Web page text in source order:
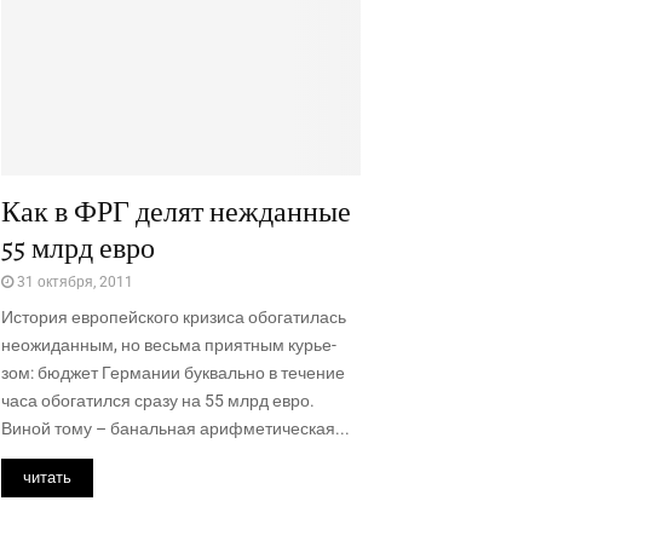
Как в ФРГ делят нежданные
55 млрд евро
31 октября, 2011
Исто­рия евро­пей­ско­го кри­зи­са обо­га­ти­лась
неожи­дан­ным, но весь­ма при­ят­ным курье­
зом: бюд­жет Гер­ма­нии бук­валь­но в тече­ние
часа обо­га­тил­ся сра­зу на 55 млрд евро.
Виной тому – баналь­ная ариф­ме­ти­че­ская...
читать